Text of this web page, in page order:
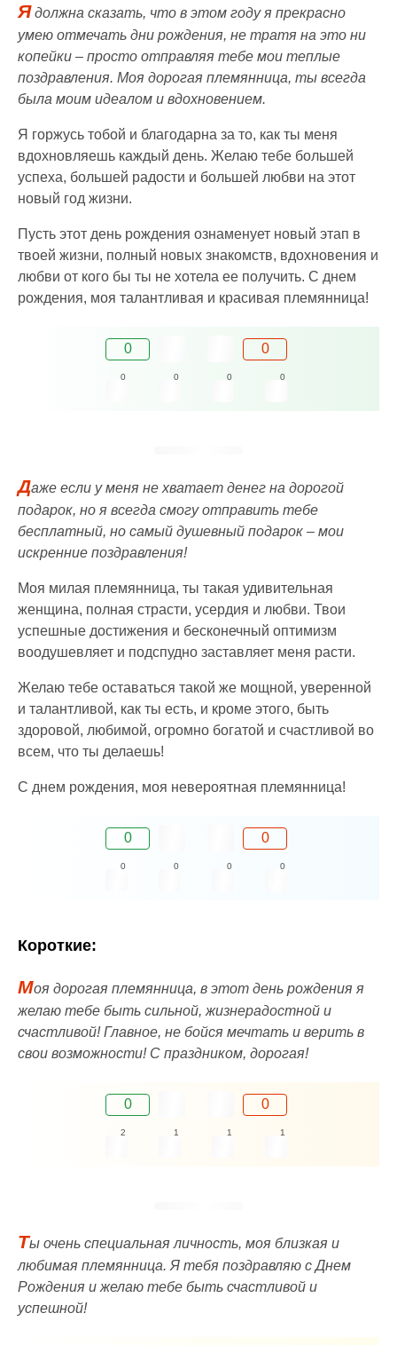
Ядолжна сказать, что в этом году я прекрасно
умею отмечать дни рождения, не тратя на это ни
копейки – просто отправляя тебе мои теплые
поздравления. Моя дорогая племянница, ты всегда
была моим идеалом и вдохновением.
Я горжусь тобой и благодарна за то, как ты меня
вдохновляешь каждый день. Желаю тебе большей
успеха, большей радости и большей любви на этот
новый год жизни.
Пусть этот день рождения ознаменует новый этап в
твоей жизни, полный новых знакомств, вдохновения и
любви от кого бы ты не хотела ее получить. С днем
рождения, моя талантливая и красивая племянница!
0 0
0 0 0 0
Даже если у меня не хватает денег на дорогой
подарок, но я всегда смогу отправить тебе
бесплатный, но самый душевный подарок – мои
искренние поздравления!
Моя милая племянница, ты такая удивительная
женщина, полная страсти, усердия и любви. Твои
успешные достижения и бесконечный оптимизм
воодушевляет и подспудно заставляет меня расти.
Желаю тебе оставаться такой же мощной, уверенной
и талантливой, как ты есть, и кроме этого, быть
здоровой, любимой, огромно богатой и счастливой во
всем, что ты делаешь!
С днем рождения, моя невероятная племянница!
0 0
0 0 0 0
Короткие:
Моя дорогая племянница, в этот день рождения я
желаю тебе быть сильной, жизнерадостной и
счастливой! Главное, не бойся мечтать и верить в
свои возможности! С праздником, дорогая!
0 0
2 1 1 1
Ты очень специальная личность, моя близкая и
любимая племянница. Я тебя поздравляю с Днем ​​
Рождения и желаю тебе быть счастливой и
успешной!